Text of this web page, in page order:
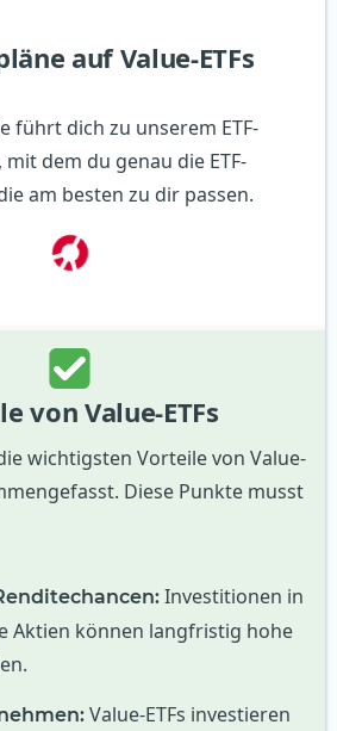
auf Value-ETFs
führt dich zu unserem ETF-
dem du genau die ETF-
am besten zu dir passen.
von Value-ETFs
wichtigsten Vorteile von Value-
Diese Punkte musst
Investitionen in
Aktien können langfristig hohe
Value-ETFs investieren